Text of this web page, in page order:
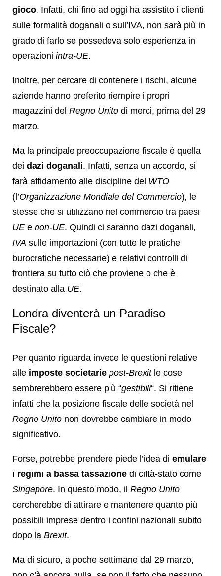
gioco. Infatti, chi fino ad oggi ha assistito i clienti
sulle formalità doganali o sull’IVA, non sarà più in
grado di farlo se possedeva solo esperienza in
operazioni intra-UE.
Inoltre, per cercare di contenere i rischi, alcune
aziende hanno preferito riempire i propri
magazzini del Regno Unito di merci, prima del 29
marzo.
Ma la principale preoccupazione fiscale è quella
dei dazi doganali. Infatti, senza un accordo, si
farà affidamento alle discipline del WTO
(l’Organizzazione Mondiale del Commercio), le
stesse che si utilizzano nel commercio tra paesi
UE e non-UE. Quindi ci saranno dazi doganali,
IVA sulle importazioni (con tutte le pratiche
burocratiche necessarie) e relativi controlli di
frontiera su tutto ciò che proviene o che è
destinato alla UE.
Londra diventerà un Paradiso
Fiscale?
Per quanto riguarda invece le questioni relative
alle imposte societarie post-Brexitle cose
sembrerebbero essere più “gestibili“. Si ritiene
infatti che la posizione fiscale delle società nel
Regno Unito non dovrebbe cambiare in modo
significativo.
Forse, potrebbe prendere piede l’idea di emulare
i regimi a bassa tassazione di città-stato come
Singapore. In questo modo, il Regno Unito
cercherebbe di attirare e mantenere quanto più
possibili imprese dentro i confini nazionali subito
dopo la Brexit.
Ma di sicuro, a poche settimane dal 29 marzo,